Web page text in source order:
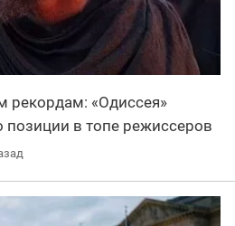
рекордам: «Одиссея»
позиции в топе режиссеров